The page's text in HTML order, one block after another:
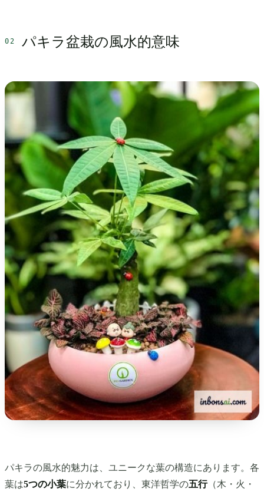
パキラ盆栽の風水的意味
パキラの風水的魅力は、ユニークな葉の構造にあります。各
葉は5つの小葉に分かれており、東洋哲学の五行（木・火・